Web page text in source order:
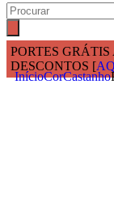
PORTES
DESCONTOS [
InícioCorCastanho